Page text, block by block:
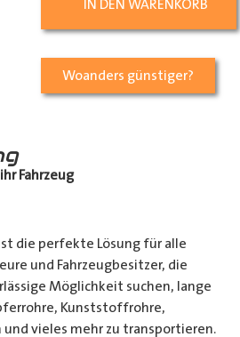
IN DEN WARENKORB
Woanders günstiger?
Fahrzeug
die perfekte Lösung für alle
und Fahrzeugbesitzer, die
Möglichkeit suchen, lange
Kunststoffrohre,
vieles mehr zu transportieren.